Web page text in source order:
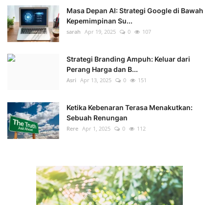
Masa Depan AI: Strategi Google di Bawah
Kepemimpinan Su...
sarah Apr 19, 2025 0 107
Strategi Branding Ampuh: Keluar dari
Perang Harga dan B...
Asri Apr 13, 2025 0 151
Ketika Kebenaran Terasa Menakutkan:
Sebuah Renungan
Rere Apr 1, 2025 0 112